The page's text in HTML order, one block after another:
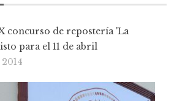
concurso de repostería 'La
para el 11 de abril